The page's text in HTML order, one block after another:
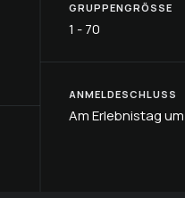
GRUPPENGRÖSSE
1 - 70
ANMELDESCHLUSS
Am Erlebnistag